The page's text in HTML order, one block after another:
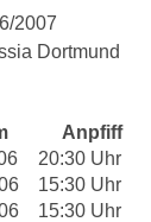
2007
Dortmund
Anpfiff
20:30 Uhr
15:30 Uhr
15:30 Uhr